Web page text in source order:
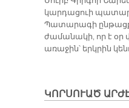
կարդացուի
Պատարագի
ժամանակի, որ է օր
առաջին՝ երկրին
ԿՈՐՍՈՒԱԾ